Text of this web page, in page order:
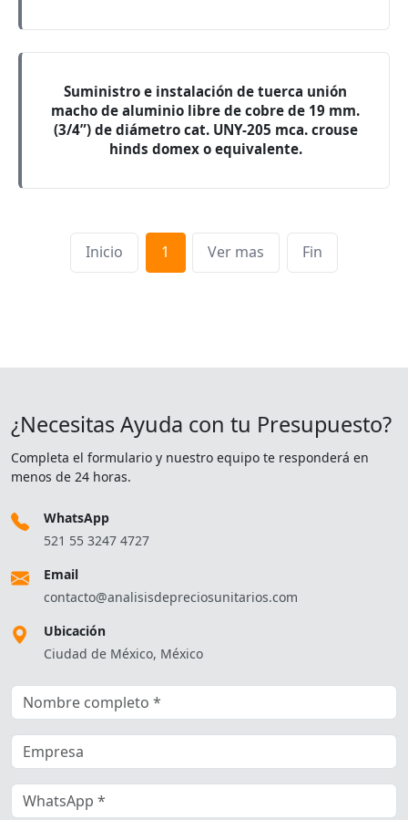
Suministro e instalación de tuerca unión
macho de aluminio libre de cobre de 19 mm.
(3/4”) de diámetro cat. UNY-205 mca. crouse
hinds domex o equivalente.
Inicio 1 Ver mas Fin
¿Necesitas Ayuda con tu Presupuesto?
Completa el formulario y nuestro equipo te responderá en
menos de 24 horas.
WhatsApp
521 55 3247 4727
Email
contacto@analisisdepreciosunitarios.com
Ubicación
Ciudad de México, México